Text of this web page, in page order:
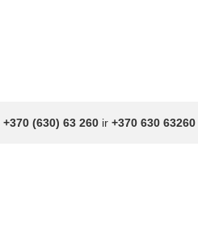
+370 (630) 63 260 ir +370 630 63260